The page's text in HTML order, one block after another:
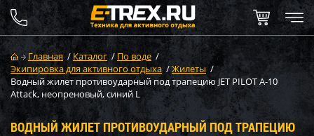
Главная / Каталог / По воде /
Экипировка для активного отдыха /Жилеты /
Водный жилет противоударный под трапецию JET PILOT A-10
Attack, неопреновый, синий L
ВОДНЫЙ ЖИЛЕТ ПРОТИВОУДАРНЫЙ ПОД ТРАПЕЦИЮ